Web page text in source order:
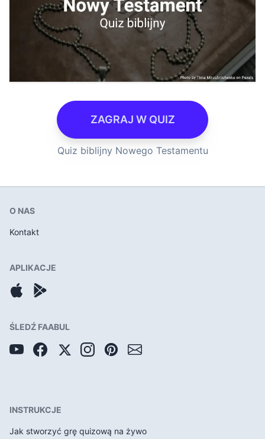
ZAGRAJ W QUIZ
Quiz biblijny Nowego Testamentu
O NAS
Kontakt
APLIKACJE
ŚLEDŹ FAABUL
INSTRUKCJE
Jak stworzyć grę quizową na żywo